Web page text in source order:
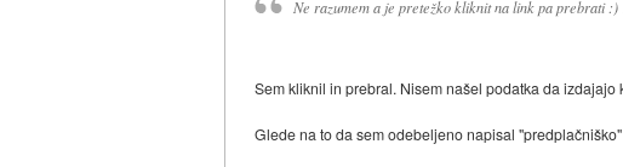
Ne razumem a je pretežko kliknit na link pa prebrati :)
Sem kliknil in prebral. Nisem našel podatka da izdajajo
Glede na to da sem odebeljeno napisal